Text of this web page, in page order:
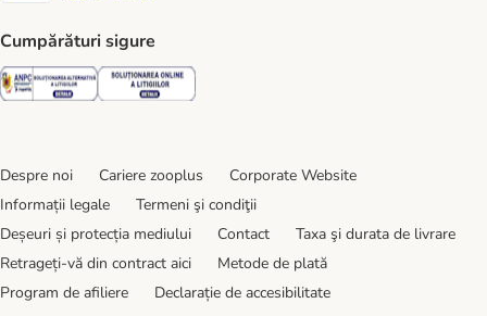
Cumpărături sigure
Security Security
Despre noi Cariere zooplus
Corporate Website
Informații legale
Termeni şi condiţii
Deșeuri și protecția mediului
Contact
Taxa şi durata de livrare
Retrageți-vă din contract aici
Metode de plată
Program de afiliere
Declarație de accesibilitate